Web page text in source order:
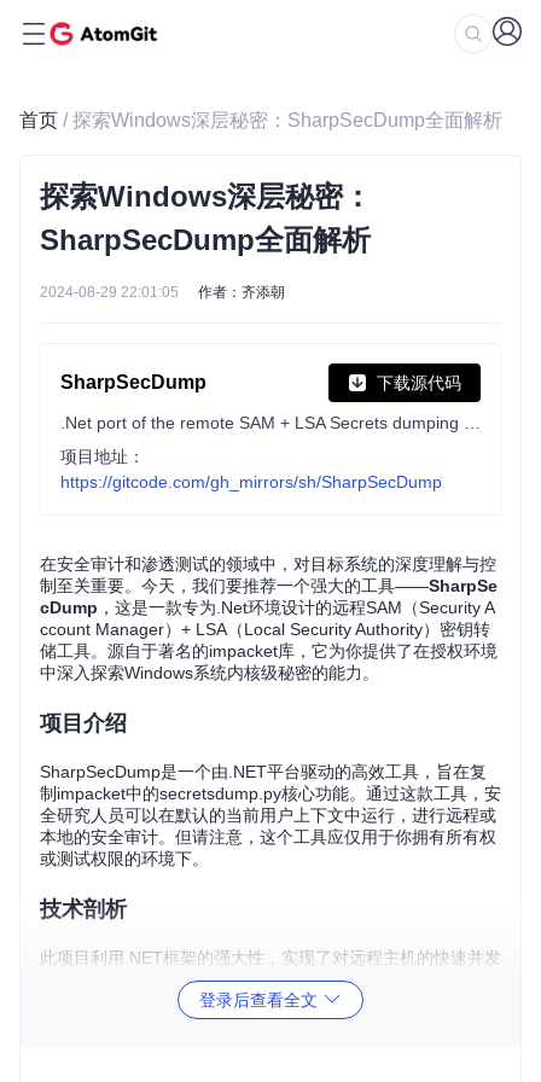
首页 / 探索Windows深层秘密：SharpSecDump全面解析
探索Windows深层秘密：
SharpSecDump全面解析
2024-08-29 22:01:05 作者：齐添朝
SharpSecDump 下载源代码
项目地址：
https://gitcode.com/gh_mirrors/sh/SharpSecDump
在安全审计和渗透测试的领域中，对目标系统的深度理解与控
制至关重要。今天，我们要推荐一个强大的工具——SharpSe
cDump ，这是一款专为.Net环境设计的远程SAM（Security A
ccount Manager）+ LSA（Local Security Authority）密钥转
储工具。源自于著名的impacket库，它为你提供了在授权环境
中深入探索Windows系统内核级秘密的能力。
项目介绍
SharpSecDump是一个由.NET平台驱动的高效工具，旨在复
制impacket中的secretsdump.py核心功能。通过这款工具，安
全研究人员可以在默认的当前用户上下文中运行，进行远程或
本地的安全审计。但请注意，这个工具应仅用于你拥有所有权
或测试权限的环境下。
技术剖析
此项目利用.NET框架的强大性，实现了对远程主机的快速并发
枚举（默认支持10线程），通过精确的API调用，绕过一些系
统限制，实现SAM和SECURITY注册表蜂巢的提取。尽管尚未
集成NTDS.dit文件解析或DCSync功能，SharpSecDump在当
登录后查看全文